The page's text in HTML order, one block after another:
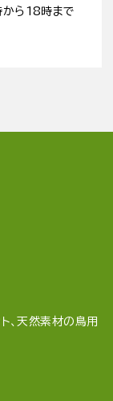
ら18時まで
、天然素材の鳥用